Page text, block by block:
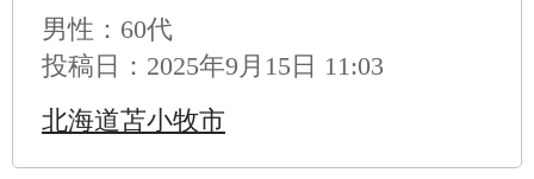
男性 ：60代
投稿日：2025年9月15日 11:03
北海道苫小牧市